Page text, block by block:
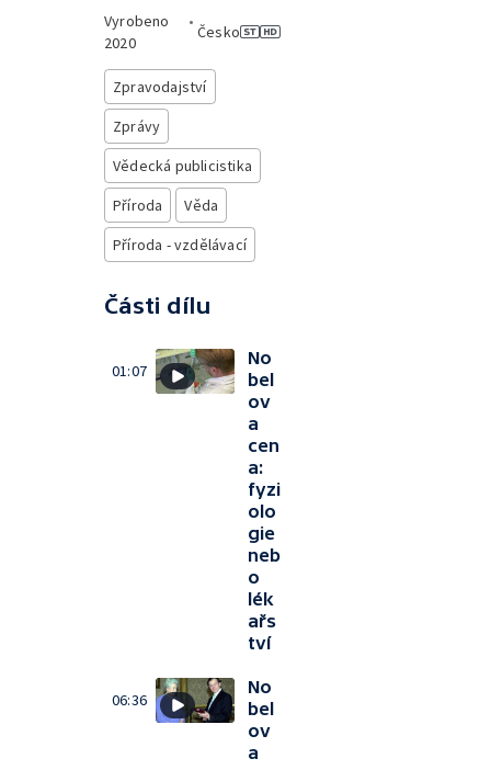
Vyrobeno
2020
•
Česko
Zpravodajství
Zprávy
Vědecká publicistika
Příroda
Věda
Příroda - vzdělávací
Části dílu
01:07
No
bel
ov
a
cen
a:
fyzi
olo
gie
neb
o
lék
ařs
tví
06:36
No
bel
ov
a